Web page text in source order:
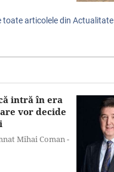
toate articolele din Actualitate
intră în era
vor decide
Mihai Coman -